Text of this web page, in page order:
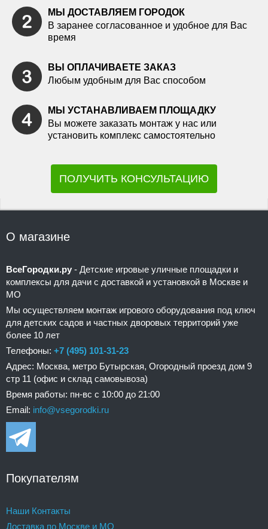
МЫ ДОСТАВЛЯЕМ ГОРОДОК
В заранее согласованное и удобное для Вас
время
ВЫ ОПЛАЧИВАЕТЕ ЗАКАЗ
Любым удобным для Вас способом
МЫ УСТАНАВЛИВАЕМ ПЛОЩАДКУ
Вы можете заказать монтаж у нас или
установить комплекс самостоятельно
ПОЛУЧИТЬ КОНСУЛЬТАЦИЮ
О магазине
ВсеГородки.ру - Детские игровые уличные площадки и
комплексы для дачи с доставкой и установкой в Москве и
МО
Мы осуществляем монтаж игрового оборудования под ключ
для детских садов и частных дворовых территорий уже
более 10 лет
Телефоны: +7 (495) 101-31-23
Адрес: Москва, метро Бутырская, Огородный проезд дом 9
стр 11 (офис и склад самовывоза)
Время работы: пн-вс с 10:00 до 21:00
Email: info@vsegorodki.ru
Покупателям
Наши Контакты
Доставка по Москве и МО